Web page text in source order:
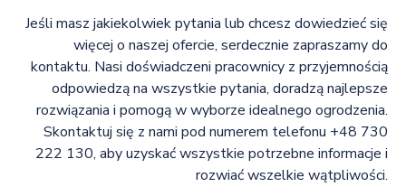
Jeśli masz jakiekolwiek pytania lub chcesz dowiedzieć się
więcej o naszej ofercie, serdecznie zapraszamy do
kontaktu. Nasi doświadczeni pracownicy z przyjemnością
odpowiedzą na wszystkie pytania, doradzą najlepsze
rozwiązania i pomogą w wyborze idealnego ogrodzenia.
Skontaktuj się z nami pod numerem telefonu +48 730
222 130, aby uzyskać wszystkie potrzebne informacje i
rozwiać wszelkie wątpliwości.